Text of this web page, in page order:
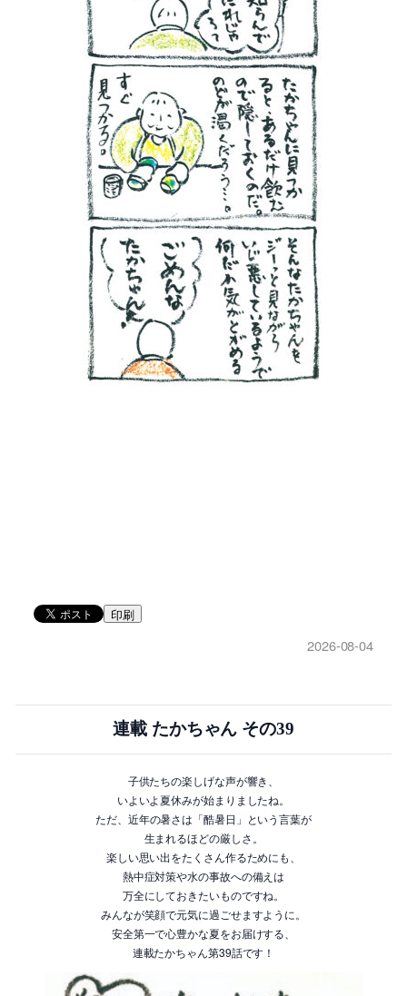
印刷
2026-08-04
連載 たかちゃん その39
子供たちの楽しげな声が響き、
いよいよ夏休みが始まりましたね。
ただ、近年の暑さは「酷暑日」という言葉が
生まれるほどの厳しさ。
楽しい思い出をたくさん作るためにも、
熱中症対策や水の事故への備えは
万全にしておきたいものですね。
みんなが笑顔で元気に過ごせますように。
安全第一で心豊かな夏をお届けする、
連載たかちゃん第39話です！